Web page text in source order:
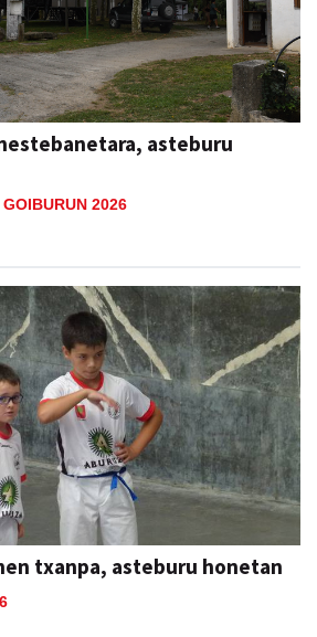
asteburu
2026
txanpa, asteburu honetan